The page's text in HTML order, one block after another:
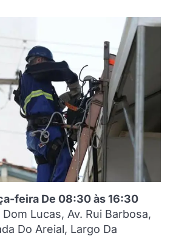
feira De 08:30 às 16:30
Lucas, Av. Rui Barbosa,
Do Areial, Largo Da